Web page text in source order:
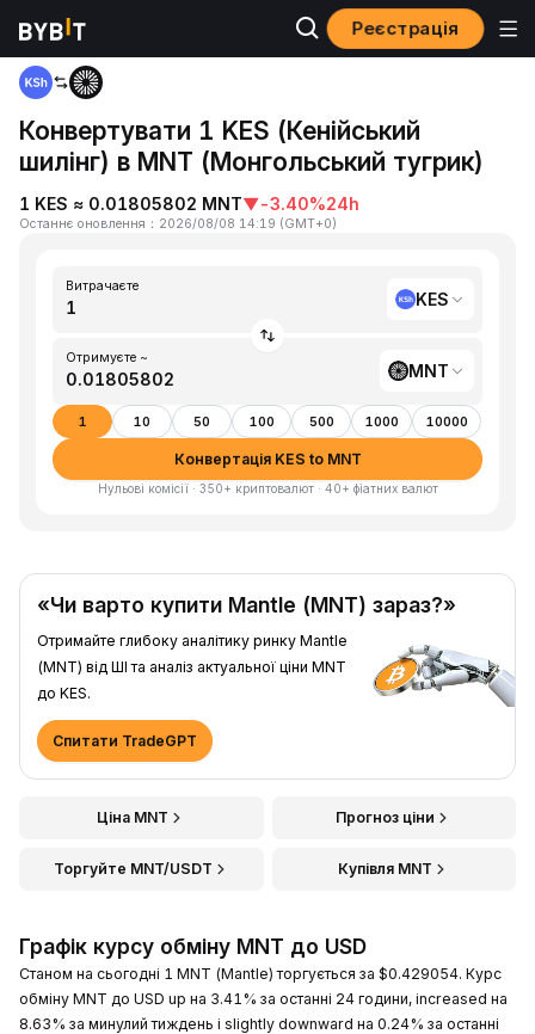
Реєстрація
Головна
Конвертувати 1 KES (Кенійський
шилінг) в MNT (Монгольський тугрик)
1 KES ≈ 0.01805802 MNT▼-3.40%24h
Останнє оновлення ： 2026/08/08 14:19 (GMT+0)
Витрачаєте
KES
Отримуєте ~
MNT
1 10 50 100 500 1000 10000
Конвертація KES to MNT
Нульові комісії · 350+ криптовалют · 40+ фіатних валют
«Чи варто купити Mantle (MNT) зараз?»
Отримайте глибоку аналітику ринку Mantle
(MNT) від ШІ та аналіз актуальної ціни MNT
до KES.
Спитати TradeGPT
Ціна MNT Прогноз ціни
Торгуйте MNT/USDT Купівля MNT
Графік курсу обміну MNT до USD
Станом на сьогодні 1 MNT (Mantle) торгується за $0.429054. Курс
обміну MNT до USD up на 3.41% за останні 24 години, increased на
8.63% за минулий тиждень і slightly downward на 0.24% за останні